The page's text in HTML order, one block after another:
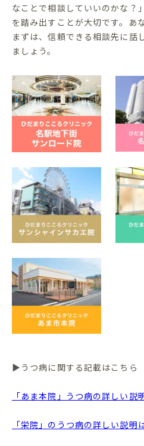
なことで相談していいのかな？
を踏み出すことが大切です。あ
まずは、信頼できる相談先に話
ましょう。
▶うつ病に関する記載はこちら
「あま本院」うつ病の詳しい説
「栄院」のうつ病の詳しい説明